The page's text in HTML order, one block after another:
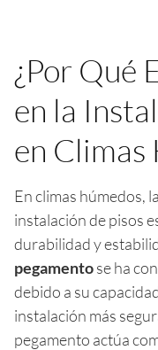
¿Por Qué
en la
en Climas
En climas húmedos,
instalación de pisos
durabilidad y
pegamentose ha
debido a su
instalación más
pegamento actúa